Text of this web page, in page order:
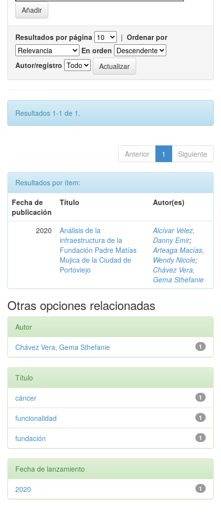
Resultados por página | Ordenar por
En orden
Autor/registro
Resultados 1-1 de 1.
Anterior 1 Siguiente
Resultados por ítem:
Fecha de
publicación
Título Autor(es)
2020
Análisis de la
infraestructura de la
Fundación Padre Matías
Mujica de la Ciudad de
Portoviejo
Alcívar Vélez,
Danny Emir;
Arteaga Macías,
Wendy Nicole;
Chávez Vera,
Gema Sthefanie
Otras opciones relacionadas
Autor
1
Chávez Vera, Gema Sthefanie
Título
1
cáncer
1
funcionalidad
1
fundación
Fecha de lanzamiento
1
2020